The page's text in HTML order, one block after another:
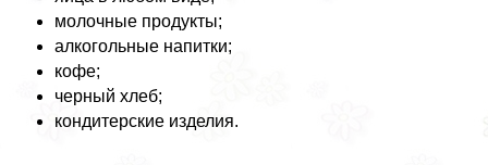
молочные продукты;
алкогольные напитки;
кофе;
черный хлеб;
кондитерские изделия.